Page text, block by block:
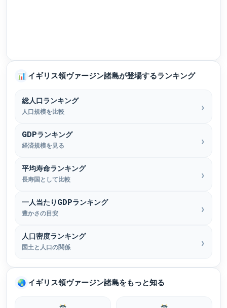
📊 イギリス領ヴァージン諸島が登場するランキング
総人口ランキング
人口規模を比較
GDPランキング
経済規模を見る
平均寿命ランキング
長寿国として比較
一人当たりGDPランキング
豊かさの目安
人口密度ランキング
国土と人口の関係
🌏 イギリス領ヴァージン諸島をもっと知る